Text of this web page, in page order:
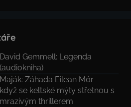
David Gemmell: Legenda
(audiokniha)
Maják: Záhada Eilean Mór –
když se keltské mýty střetnou s
mrazivým thrillerem